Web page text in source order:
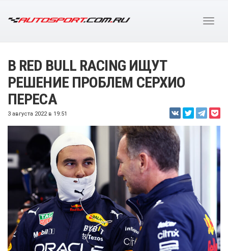
В RED BULL RACING ИЩУТ
РЕШЕНИЕ ПРОБЛЕМ СЕРХИО
ПЕРЕСА
3 августа 2022 в 19:51